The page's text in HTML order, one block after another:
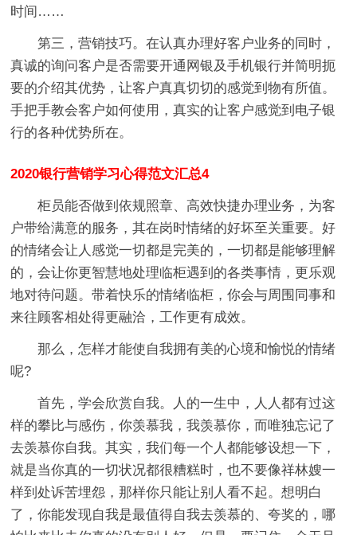
时间……
第三，营销技巧。在认真办理好客户业务的同时，
真诚的询问客户是否需要开通网银及手机银行并简明扼
要的介绍其优势，让客户真真切切的感觉到物有所值。
手把手教会客户如何使用，真实的让客户感觉到电子银
行的各种优势所在。
2020银行营销学习心得范文汇总4
柜员能否做到依规照章、高效快捷办理业务，为客
户带给满意的服务，其在岗时情绪的好坏至关重要。好
的情绪会让人感觉一切都是完美的，一切都是能够理解
的，会让你更智慧地处理临柜遇到的各类事情，更乐观
地对待问题。带着快乐的情绪临柜，你会与周围同事和
来往顾客相处得更融洽，工作更有成效。
那么，怎样才能使自我拥有美的心境和愉悦的情绪
呢?
首先，学会欣赏自我。人的一生中，人人都有过这
样的攀比与感伤，你羡慕我，我羡慕你，而唯独忘记了
去羡慕你自我。其实，我们每一个人都能够设想一下，
就是当你真的一切状况都很糟糕时，也不要像祥林嫂一
样到处诉苦埋怨，那样你只能让别人看不起。想明白
了，你能发现自我是最值得自我去羡慕的、夸奖的，哪